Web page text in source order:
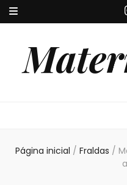
Página inicial / Fraldas /